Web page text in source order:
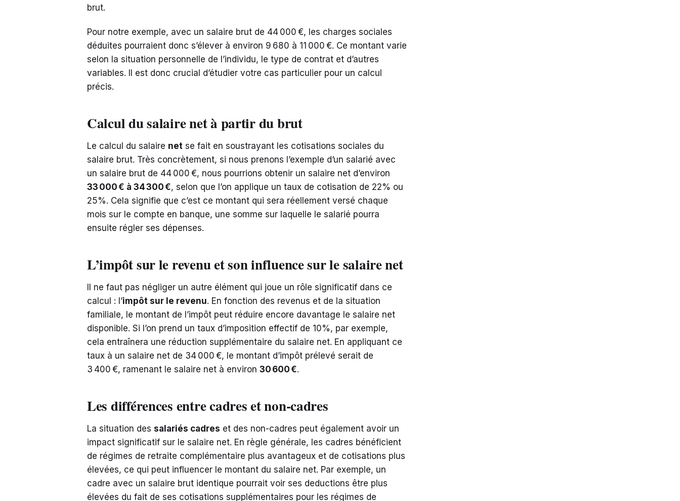
brut.
Pour notre exemple, avec un salaire brut de 44 000 €, les charges sociales
déduites pourraient donc s’élever à environ 9 680 à 11 000 €. Ce montant varie
selon la situation personnelle de l’individu, le type de contrat et d’autres
variables. Il est donc crucial d’étudier votre cas particulier pour un calcul
précis.
Calcul du salaire net à partir du brut
Le calcul du salaire net se fait en soustrayant les cotisations sociales du
salaire brut. Très concrètement, si nous prenons l’exemple d’un salarié avec
un salaire brut de 44 000 €, nous pourrions obtenir un salaire net d’environ
33 000 € à 34 300 €, selon que l’on applique un taux de cotisation de 22% ou
25%. Cela signifie que c’est ce montant qui sera réellement versé chaque
mois sur le compte en banque, une somme sur laquelle le salarié pourra
ensuite régler ses dépenses.
L’impôt sur le revenu et son influence sur le salaire net
Il ne faut pas négliger un autre élément qui joue un rôle significatif dans ce
calcul : l’impôt sur le revenu. En fonction des revenus et de la situation
familiale, le montant de l’impôt peut réduire encore davantage le salaire net
disponible. Si l’on prend un taux d’imposition effectif de 10%, par exemple,
cela entraînera une réduction supplémentaire du salaire net. En appliquant ce
taux à un salaire net de 34 000 €, le montant d’impôt prélevé serait de
3 400 €, ramenant le salaire net à environ 30 600 €.
Les différences entre cadres et non-cadres
La situation des salariés cadres et des non-cadres peut également avoir un
impact significatif sur le salaire net. En règle générale, les cadres bénéficient
de régimes de retraite complémentaire plus avantageux et de cotisations plus
élevées, ce qui peut influencer le montant du salaire net. Par exemple, un
cadre avec un salaire brut identique pourrait voir ses deductions être plus
élevées du fait de ses cotisations supplémentaires pour les régimes de